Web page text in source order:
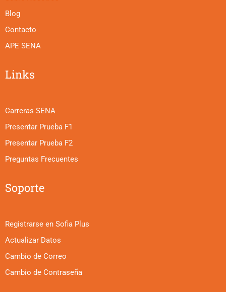
Blog
Contacto
APE SENA
Links
Carreras SENA
Presentar Prueba F1
Presentar Prueba F2
Preguntas Frecuentes
Soporte
Registrarse en Sofia Plus
Actualizar Datos
Cambio de Correo
Cambio de Contraseña